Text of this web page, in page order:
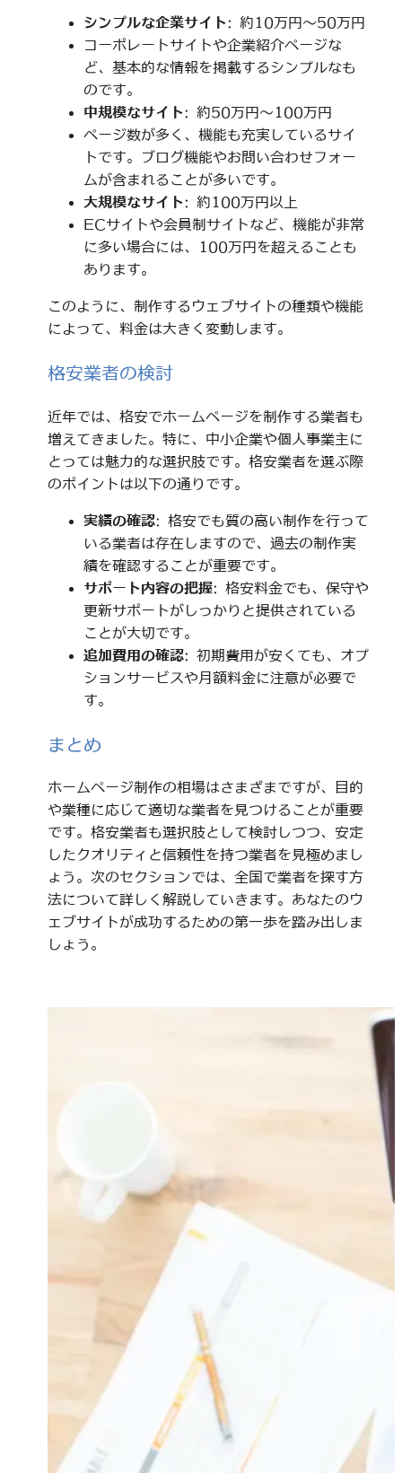
シンプルな企業サイト: 約10万円～50万円
コーポレートサイトや企業紹介ページな
ど、基本的な情報を掲載するシンプルなも
のです。
中規模なサイト: 約50万円～100万円
ページ数が多く、機能も充実しているサイ
トです。ブログ機能やお問い合わせフォー
ムが含まれることが多いです。
大規模なサイト: 約100万円以上
ECサイトや会員制サイトなど、機能が非常
に多い場合には、100万円を超えることも
あります。
このように、制作するウェブサイトの種類や機能
によって、料金は大きく変動します。
格安業者の検討
近年では、格安でホームページを制作する業者も
増えてきました。特に、中小企業や個人事業主に
とっては魅力的な選択肢です。格安業者を選ぶ際
のポイントは以下の通りです。
実績の確認: 格安でも質の高い制作を行って
いる業者は存在しますので、過去の制作実
績を確認することが重要です。
サポート内容の把握: 格安料金でも、保守や
更新サポートがしっかりと提供されている
ことが大切です。
追加費用の確認: 初期費用が安くても、オプ
ションサービスや月額料金に注意が必要で
す。
まとめ
ホームページ制作の相場はさまざまですが、目的
や業種に応じて適切な業者を見つけることが重要
です。格安業者も選択肢として検討しつつ、安定
したクオリティと信頼性を持つ業者を見極めまし
ょう。次のセクションでは、全国で業者を探す方
法について詳しく解説していきます。あなたのウ
ェブサイトが成功するための第一歩を踏み出しま
しょう。